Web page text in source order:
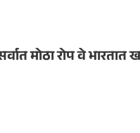
मोठा रोप वे